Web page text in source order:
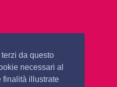
da questo
necessari al
finalità illustrate